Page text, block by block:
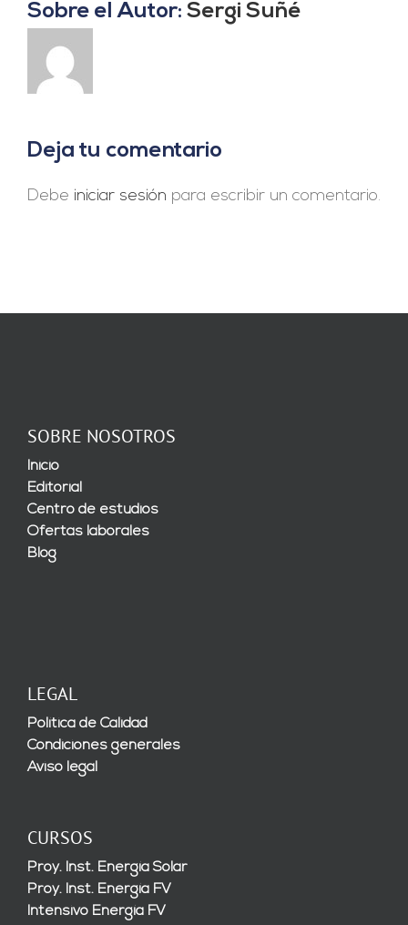
Sobre el Autor: Sergi Suñé
Deja tu comentario
Debe iniciar sesión para escribir un comentario.
SOBRE NOSOTROS
Inicio
Editorial
Centro de estudios
Ofertas laborales
Blog
LEGAL
Política de Calidad
Condiciones generales
Aviso legal
CURSOS
Proy. Inst. Energía Solar
Proy. Inst. Energía FV
Intensivo Energía FV